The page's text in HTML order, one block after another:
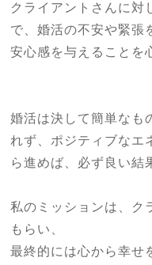
クライアントさんに対
で、婚活の不安や緊張
安心感を与えることを
婚活は決して簡単なも
れず、ポジティブなエ
ら進めば、必ず良い結
私のミッションは、ク
もらい、
最終的には心から幸せ